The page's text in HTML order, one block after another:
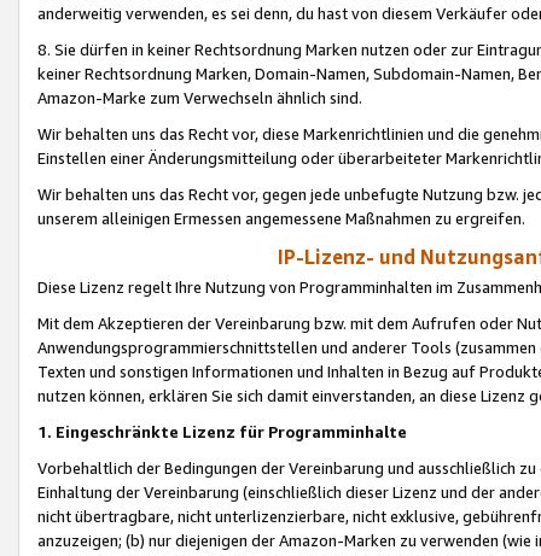
anderweitig verwenden, es sei denn, du hast von diesem Verkäufer
8. Sie dürfen in keiner Rechtsordnung Marken nutzen oder zur
keiner Rechtsordnung Marken, Domain-Namen, Subdomain-Namen,
Amazon-Marke zum Verwechseln ähnlich sind.
Wir behalten uns das Recht vor, diese Markenrichtlinien und die
Einstellen einer Änderungsmitteilung oder überarbeiteter
Wir behalten uns das Recht vor, gegen jede unbefugte Nutzung bzw.
unserem alleinigen Ermessen angemessene Maßnahmen zu ergreifen.
IP-Lizenz- und
Diese Lizenz regelt Ihre Nutzung von Programminhalten im
Mit dem Akzeptieren der Vereinbarung bzw. mit dem Aufrufen oder
Anwendungsprogrammierschnittstellen und anderer Tools (zusammen
Texten und sonstigen Informationen und Inhalten in Bezug auf
nutzen können, erklären Sie sich damit einverstanden, an diese Lizenz
1. Eingeschränkte Lizenz für Programminhalte
Vorbehaltlich der Bedingungen der Vereinbarung und ausschließlich
Einhaltung der Vereinbarung (einschließlich dieser Lizenz und der
nicht übertragbare, nicht unterlizenzierbare, nicht exklusive,
anzuzeigen; (b) nur diejenigen der Amazon-Marken zu verwenden